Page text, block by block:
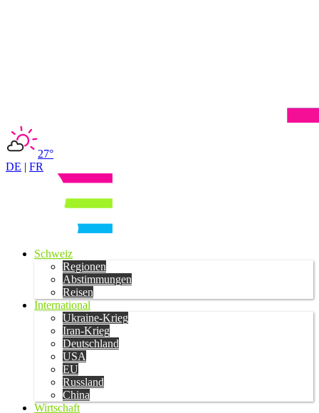
27°
DE | FR
Schweiz
Regionen
Abstimmungen
Reisen
International
Ukraine-Krieg
Iran-Krieg
Deutschland
USA
EU
Russland
China
Wirtschaft